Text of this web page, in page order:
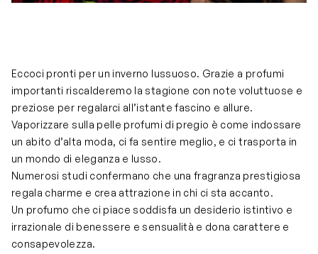
Eccoci pronti per un inverno lussuoso. Grazie a profumi
importanti riscalderemo la stagione con note voluttuose e
preziose per regalarci all’istante fascino e allure.
Vaporizzare sulla pelle profumi di pregio è come indossare
un abito d’alta moda, ci fa sentire meglio, e ci trasporta in
un mondo di eleganza e lusso.
Numerosi studi confermano che una fragranza prestigiosa
regala charme e crea attrazione in chi ci sta accanto.
Un profumo che ci piace soddisfa un desiderio istintivo e
irrazionale di benessere e sensualità e dona carattere e
consapevolezza.